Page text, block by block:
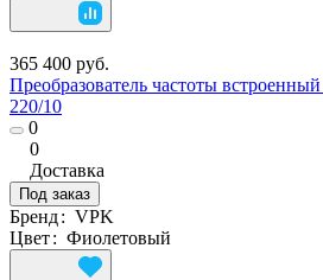
365 400 руб.
Преобразователь частоты
220/10
0
0
Доставка
Под заказ
Бренд: VPK
Цвет: Фиолетовый